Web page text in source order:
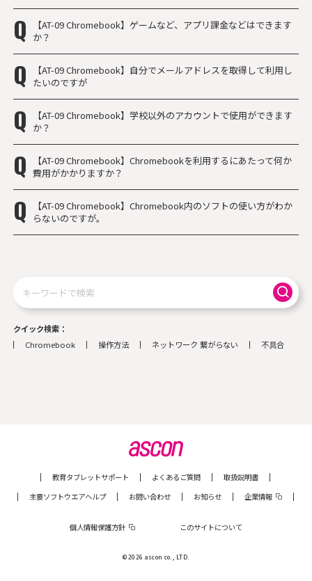
【AT-09 Chromebook】ゲームなど、アプリ課金などはできます
か？
【AT-09 Chromebook】自分でメールアドレスを取得して利用し
たいのですが
【AT-09 Chromebook】学校以外のアカウントで使用ができます
か？
【AT-09 Chromebook】Chromebookを利用するにあたって何か
費用がかかりますか？
【AT-09 Chromebook】Chromebook内のソフトの使い方がわか
らないのですが。
検
索
クイック検索
Chromebook
操作方法 ネットワーク 繋がらない 不具合
教育タブレットサポート よくあるご質問
取扱説明書
主要ソフトウエアヘルプ
お問い合わせ お知らせ 企業情報
個人情報保護方針 このサイトについて
© 2026 ascon co., LTD.